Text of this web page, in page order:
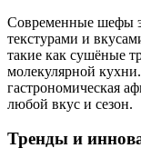
Современные шефы
текстурами и
такие как сушёные
молекулярной кухни.
гастрономическая
любой вкус и сезон.
Тренды и